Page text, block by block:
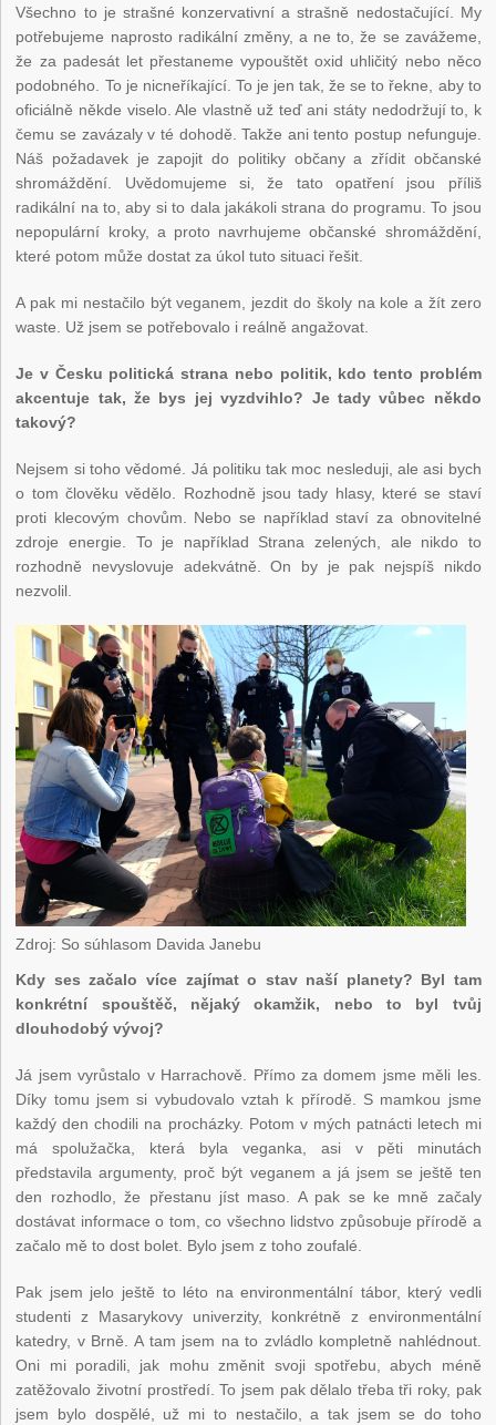
Všechno to je strašné konzervativní a strašně nedostačující. My
potřebujeme naprosto radikální změny, a ne to, že se zavážeme,
že za padesát let přestaneme vypouštět oxid uhličitý nebo něco
podobného. To je nicneříkající. To je jen tak, že se to řekne, aby to
oficiálně někde viselo. Ale vlastně už teď ani státy nedodržují to, k
čemu se zavázaly v té dohodě. Takže ani tento postup nefunguje.
Náš požadavek je zapojit do politiky občany a zřídit občanské
shromáždění. Uvědomujeme si, že tato opatření jsou příliš
radikální na to, aby si to dala jakákoli strana do programu. To jsou
nepopulární kroky, a proto navrhujeme občanské shromáždění,
které potom může dostat za úkol tuto situaci řešit.
A pak mi nestačilo být veganem, jezdit do školy na kole a žít zero
waste. Už jsem se potřebovalo i reálně angažovat.
Je v Česku politická strana nebo politik, kdo tento problém
akcentuje tak, že bys jej vyzdvihlo? Je tady vůbec někdo
takový?
Nejsem si toho vědomé. Já politiku tak moc nesleduji, ale asi bych
o tom člověku vědělo. Rozhodně jsou tady hlasy, které se staví
proti klecovým chovům. Nebo se například staví za obnovitelné
zdroje energie. To je například Strana zelených, ale nikdo to
rozhodně nevyslovuje adekvátně. On by je pak nejspíš nikdo
nezvolil.
Zdroj: So súhlasom Davida Janebu
Kdy ses začalo více zajímat o stav naší planety? Byl tam
konkrétní spouštěč, nějaký okamžik, nebo to byl tvůj
dlouhodobý vývoj?
Já jsem vyrůstalo v Harrachově. Přímo za domem jsme měli les.
Díky tomu jsem si vybudovalo vztah k přírodě. S mamkou jsme
každý den chodili na procházky. Potom v mých patnácti letech mi
má spolužačka, která byla veganka, asi v pěti minutách
představila argumenty, proč být veganem a já jsem se ještě ten
den rozhodlo, že přestanu jíst maso. A pak se ke mně začaly
dostávat informace o tom, co všechno lidstvo způsobuje přírodě a
začalo mě to dost bolet. Bylo jsem z toho zoufalé.
Pak jsem jelo ještě to léto na environmentální tábor, který vedli
studenti z Masarykovy univerzity, konkrétně z environmentální
katedry, v Brně. A tam jsem na to zvládlo kompletně nahlédnout.
Oni mi poradili, jak mohu změnit svoji spotřebu, abych méně
zatěžovalo životní prostředí. To jsem pak dělalo třeba tři roky, pak
jsem bylo dospělé, už mi to nestačilo, a tak jsem se do toho